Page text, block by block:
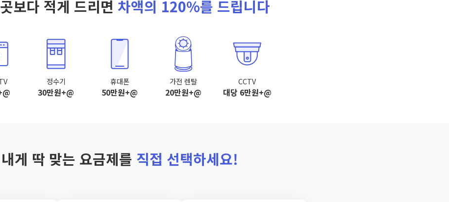
보다 적게 드리면 차액의 120%를 드립니다
정수기
30만원+@
휴대폰
50만원+@
가전 렌탈
20만원+@
CCTV
대당 6만원+@
내게 딱 맞는 요금제를 직접 선택하세요!